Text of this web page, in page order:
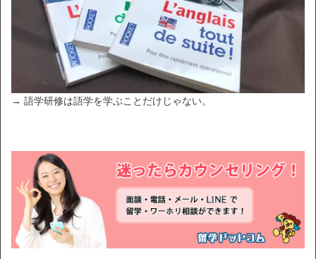
→ 語学研修は語学を学ぶことだけじゃない。